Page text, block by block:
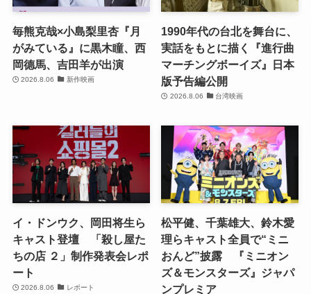
毎熊克哉×小島梨里杏『月
がみている』に黒木瞳、西
岡德馬、吉田羊が出演
2026.8.06 新作映画
1990年代の台北を舞台に、
実話をもとに描く『進行曲
マーチングボーイズ』日本
版予告編公開
2026.8.06 台湾映画
イ・ドンウク、岡田将生ら
キャスト登壇 「殺し屋た
ちの店 ２」制作発表会レポ
ート
2026.8.06 レポート
松平健、千葉雄大、鈴木愛
理らキャスト全員で“ミニ
おんど”披露 『ミニオン
ズ＆モンスターズ』ジャパ
ンプレミア